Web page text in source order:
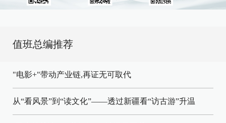
值班总编推荐
"电影+"带动产业链,再证无可取代
从“看风景”到“读文化”——透过新疆看“访古游”升温